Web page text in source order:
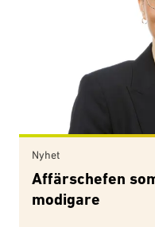
Nyhet
Affärschefen
modigare